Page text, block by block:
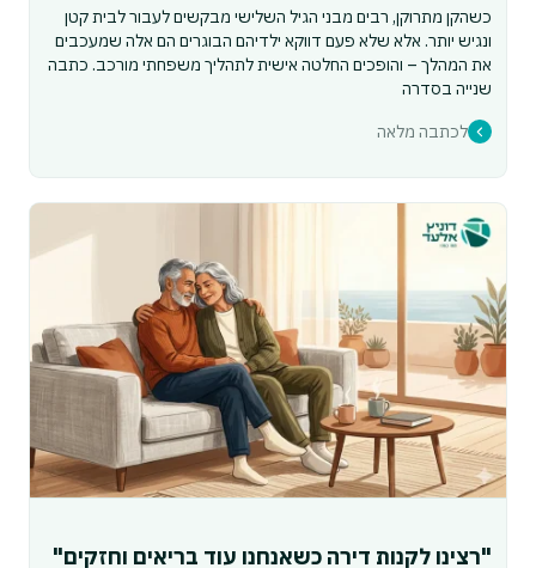
כשהקן מתרוקן, רבים מבני הגיל השלישי מבקשים לעבור לבית קטן
ונגיש יותר. אלא שלא פעם דווקא ילדיהם הבוגרים הם אלה שמעכבים
את המהלך – והופכים החלטה אישית לתהליך משפחתי מורכב. כתבה
שנייה בסדרה
לכתבה מלאה
"רצינו לקנות דירה כשאנחנו עוד בריאים וחזקים"